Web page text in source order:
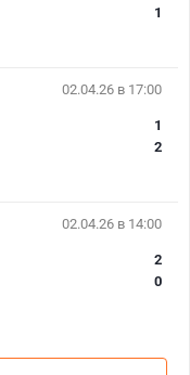
1
02.04.26 в 17:00
1
2
02.04.26 в 14:00
2
0